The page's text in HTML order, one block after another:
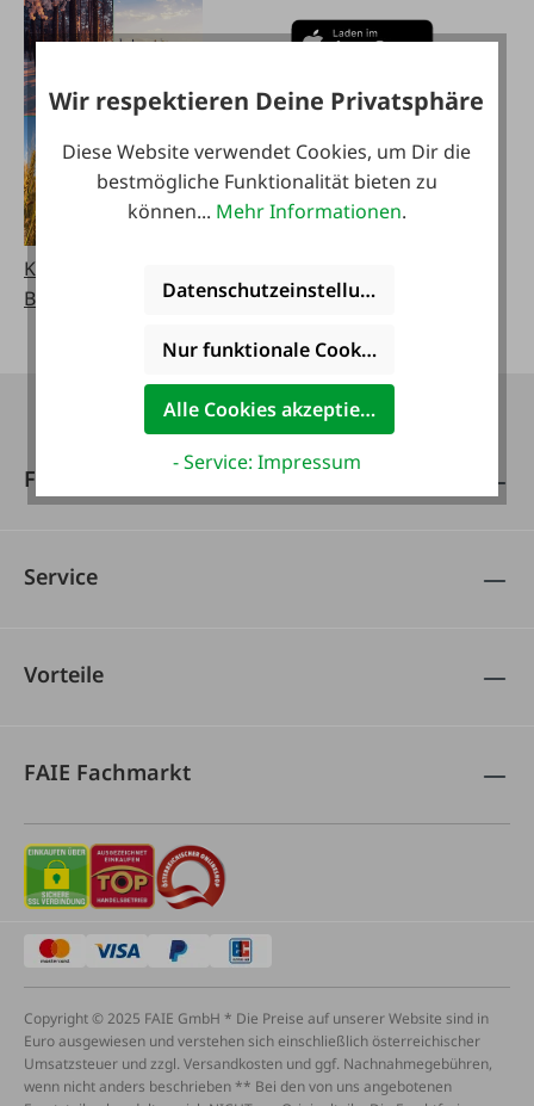
Kataloge bestellen
Blätterbare Kataloge
FAIE
Service
Vorteile
FAIE Fachmarkt
Copyright © 2025 FAIE GmbH * Die Preise auf unserer Website sind in
Euro ausgewiesen und verstehen sich einschließlich österreichischer
Umsatzsteuer und zzgl. Versandkosten und ggf. Nachnahmegebühren,
wenn nicht anders beschrieben ** Bei den von uns angebotenen
Wir respektieren Deine Privatsphäre
Diese Website verwendet Cookies, um Dir die
bestmögliche Funktionalität bieten zu
können... Mehr Informationen.
Datenschutzeinstellungen
Nur funktionale Cookies akzeptieren
Alle Cookies akzeptieren
- Service: Impressum